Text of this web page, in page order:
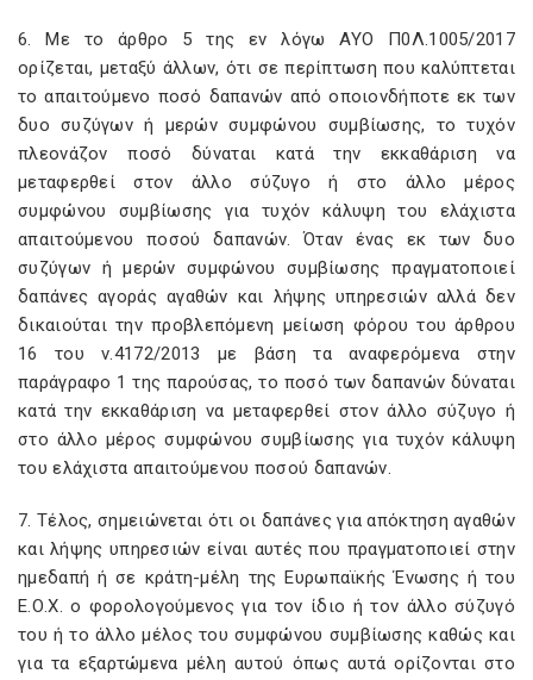
6. Με το άρθρο 5 της εν λόγω ΑΥΟ Π0Λ.1005/2017
ορίζεται, μεταξύ άλλων, ότι σε περίπτωση που καλύπτεται
το απαιτούμενο ποσό δαπανών από οποιονδήποτε εκ των
δυο συζύγων ή μερών συμφώνου συμβίωσης, το τυχόν
πλεονάζον ποσό δύναται κατά την εκκαθάριση να
μεταφερθεί στον άλλο σύζυγο ή στο άλλο μέρος
συμφώνου συμβίωσης για τυχόν κάλυψη του ελάχιστα
απαιτούμενου ποσού δαπανών. Όταν ένας εκ των δυο
συζύγων ή μερών συμφώνου συμβίωσης πραγματοποιεί
δαπάνες αγοράς αγαθών και λήψης υπηρεσιών αλλά δεν
δικαιούται την προβλεπόμενη μείωση φόρου του άρθρου
16 του ν.4172/2013 με βάση τα αναφερόμενα στην
παράγραφο 1 της παρούσας, το ποσό των δαπανών δύναται
κατά την εκκαθάριση να μεταφερθεί στον άλλο σύζυγο ή
στο άλλο μέρος συμφώνου συμβίωσης για τυχόν κάλυψη
του ελάχιστα απαιτούμενου ποσού δαπανών.
7. Τέλος, σημειώνεται ότι οι δαπάνες για απόκτηση αγαθών
και λήψης υπηρεσιών είναι αυτές που πραγματοποιεί στην
ημεδαπή ή σε κράτη-μέλη της Ευρωπαϊκής Ένωσης ή του
Ε.Ο.Χ. ο φορολογούμενος για τον ίδιο ή τον άλλο σύζυγό
του ή το άλλο μέλος του συμφώνου συμβίωσης καθώς και
για τα εξαρτώμενα μέλη αυτού όπως αυτά ορίζονται στο